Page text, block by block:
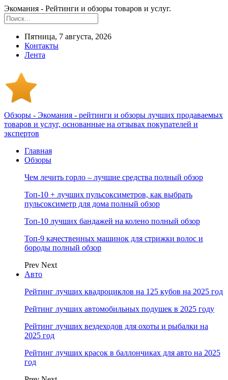
Экомания - Рейтинги и обзоры товаров и услуг.
Пятница, 7 августа, 2026
Контакты
Лента
Обзоры - Экомания - рейтинги и обзоры лучших продаваемых
товаров и услуг, основанные на отзывах покупателей и
экспертов
Главная
Обзоры
Чем лечить горло – лучшие средства полный обзор
Топ-10 + лучших пульсоксиметров, как выбрать
пульсоксиметр для дома полный обзор
Топ-10 лучших бандажей на колено полный обзор
Топ-9 качественных машинок для стрижки волос и
бороды полный обзор
Prev Next
Авто
Рейтинг лучших квадроциклов на 125 кубов на 2025 год
Рейтинг лучших автомобильных подушек в 2025 году
Рейтинг лучших вездеходов для охоты и рыбалки на
2025 год
Рейтинг лучших красок в баллончиках для авто на 2025
год